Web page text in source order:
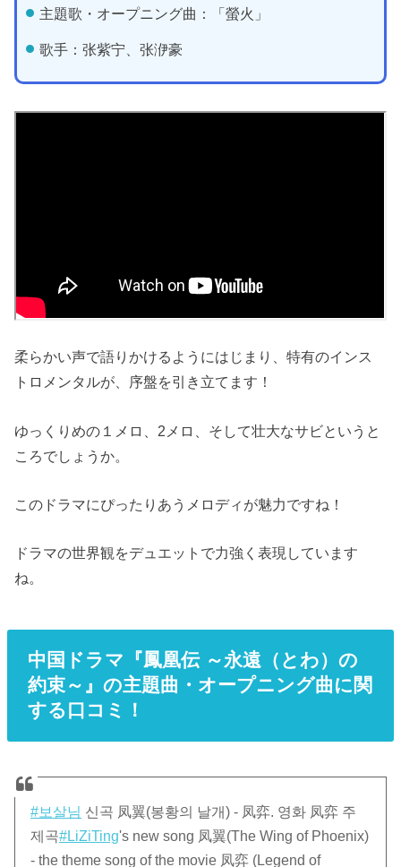
主題歌・オープニング曲：「螢火」
歌手：张紫宁、张洢豪
柔らかい声で語りかけるようにはじまり、特有のインス
トロメンタルが、序盤を引き立てます！
ゆっくりめの１メロ、2メロ、そして壮大なサビというと
ころでしょうか。
このドラマにぴったりあうメロディが魅力ですね！
ドラマの世界観をデュエットで力強く表現しています
ね。
中国ドラマ『鳳凰伝 ～永遠（とわ）の
約束～』の主題曲・オープニング曲に関
する口コミ！
#보살님 신곡 凤翼(봉황의 날개) - 凤弈. 영화 凤弈 주
제곡#LiZiTing's new song 凤翼(The Wing of Phoenix)
- the theme song of the movie 凤弈 (Legend of